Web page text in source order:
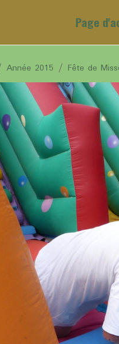
Page
Année 2015 Fête de